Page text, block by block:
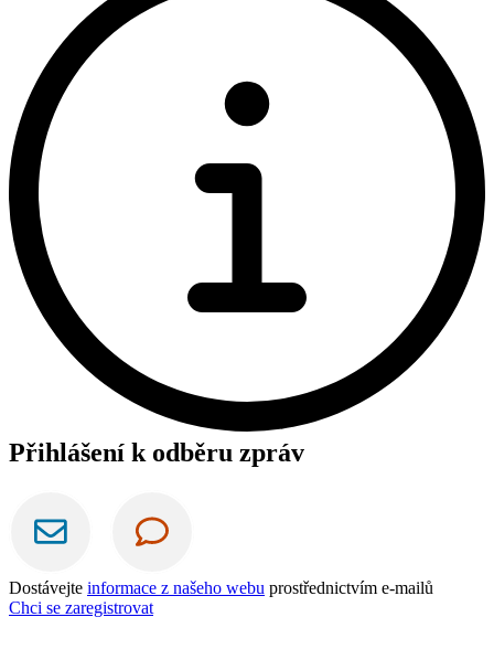
Přihlášení k odběru zpráv
Dostávejte informace z našeho webu prostřednictvím e-mailů
Chci se zaregistrovat